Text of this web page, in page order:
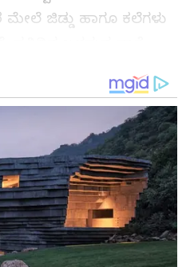
ಮೇಲೆ ಜಿಡ್ಡು ಹಾಗೂ ಕಲೆಗಳು
ತಜ್ಞರ (Experts)
ಕ್ಲೀನರ್ ಇಲ್ಲದೆ, ಕೇವಲ
ಬಳಸಿಕೊಂಡೇ ಇದನ್ನು
ಹೊಳೆಯುವಂತೆ
suvarna news ಅನ್ನು